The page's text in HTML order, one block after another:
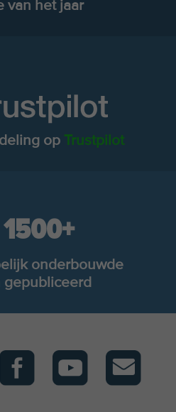
van het jaar
op Trustpilot
1500+
onderbouwde
gepubliceerd